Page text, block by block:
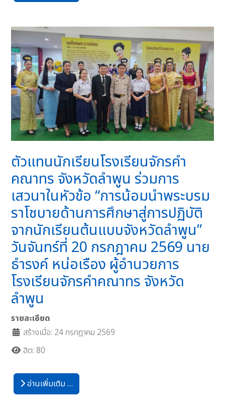
ตัวแทนนักเรียนโรงเรียนจักรคำ
คณาทร จังหวัดลำพูน ร่วมการ
เสวนาในหัวข้อ “การน้อมนำพระบรม
ราโชบายด้านการศึกษาสู่การปฏิบัติ
จากนักเรียนต้นแบบจังหวัดลำพูน”
วันจันทร์ที่ 20 กรกฎาคม 2569 นาย
ธำรงค์ หน่อเรือง ผู้อำนวยการ
โรงเรียนจักรคำคณาทร จังหวัด
ลำพูน
รายละเอียด
สร้างเมื่อ: 24 กรกฎาคม 2569
ฮิต: 80
อ่านเพิ่มเติม …